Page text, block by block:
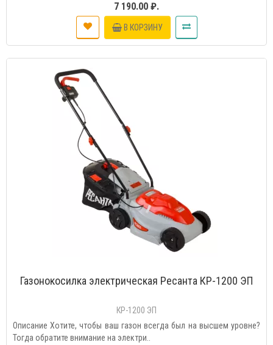
7 190.00 ₽.
В КОРЗИНУ
Газонокосилка электрическая Ресанта КР-1200 ЭП
КР-1200 ЭП
Описание Хотите, чтобы ваш газон всегда был на высшем уровне?
Тогда обратите внимание на электри..